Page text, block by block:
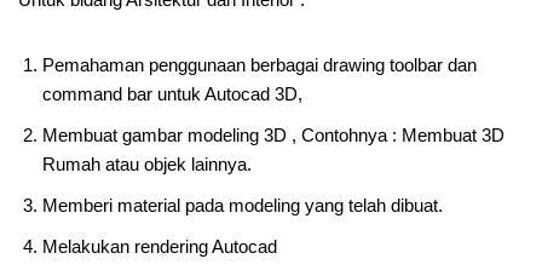
Pemahaman penggunaan berbagai drawing toolbar dan
command bar untuk Autocad 3D,
Membuat gambar modeling 3D , Contohnya : Membuat 3D
Rumah atau objek lainnya.
Memberi material pada modeling yang telah dibuat.
Melakukan rendering Autocad